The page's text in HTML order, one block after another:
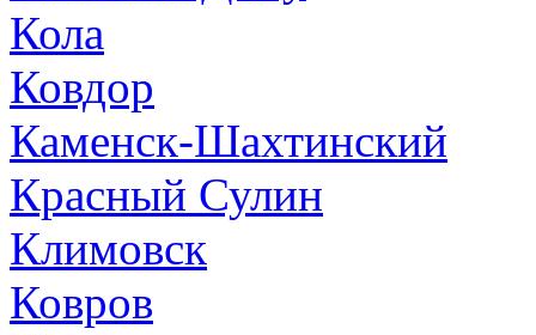
Кола
Ковдор
Каменск-Шахтинский
Красный Сулин
Климовск
Ковров